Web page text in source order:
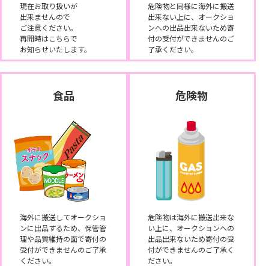
現在お取り扱いが
出来ませんので
ご注意ください。
再開時はこちらで
お知らせいたします。
危険物と同様に海外に搬送
出来ない上に、オークショ
ンへの出品出来ないため寄
付の受付ができませんのご
了承ください。
食品
海外に搬送してオークショ
ンに出品するため、保管管
理や品質維持の面で寄付の
受付ができませんのご了承
ください。
危険物
危険物は海外に搬送出来な
い上に、オークションへの
出品出来ないため寄付の受
付ができませんのご了承く
ださい。